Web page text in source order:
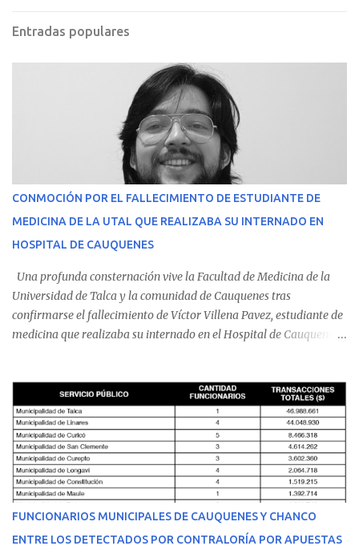
Entradas populares
CONMOCIÓN POR EL FALLECIMIENTO DE ESTUDIANTE DE
MEDICINA DE LA UTAL QUE REALIZABA SU INTERNADO EN
HOSPITAL DE CAUQUENES
Una profunda consternación vive la Facultad de Medicina de la
Universidad de Talca y la comunidad de Cauquenes tras
confirmarse el fallecimiento de Víctor Villena Pavez, estudiante de
medicina que realizaba su internado en el Hospital de Cauquenes.
malestares físicos. Dada la complejidad de su estado de salud, el
equipo médico determinó su traslado de urgencia al Hospital
Regional de Talca y dado la urgencia la ambulancia partió hacia
Talca con escolta de Carabineros. En medio del traslado, el
estudiante de medicina de 25 años, se agravó y pese a los esfuerzos
del personal de emergencia terminó falleciendo, sin alcanzar a
recibir atención especializada en el centro de destino. Apenas se
conoció la gravedad de su condición, sus padres —residentes en
Villarrica— se trasladaron a Cauquenes con la esperanza de una
FUNCIONARIOS MUNICIPALES DE CAUQUENES Y CHANCO
ENTRE LOS DETECTADOS POR CONTRALORÍA POR APUESTAS